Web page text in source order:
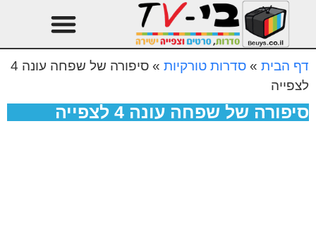
דף הבית » סדרות טורקיות »
סיפורה של שפחה עונה 4
לצפייה
סיפורה של שפחה עונה 4 לצפייה